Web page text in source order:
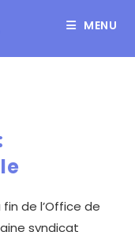
MENU
de l’Office de
syndicat